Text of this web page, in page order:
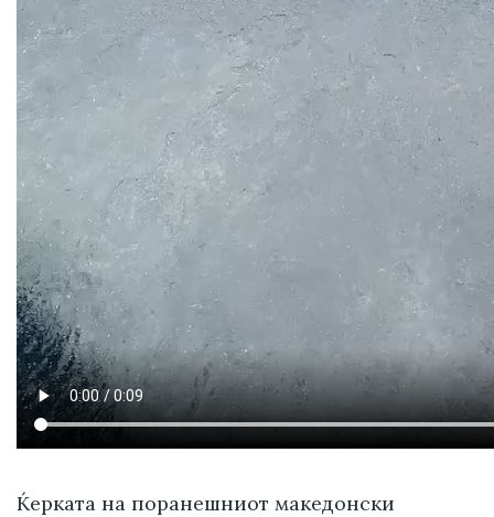
Ќерката на поранешниот македонски